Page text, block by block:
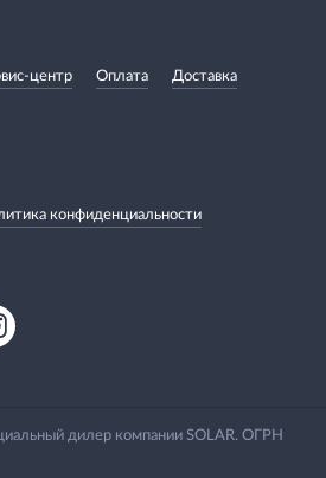
центр Оплата Доставка
конфиденциальности
дилер компании SOLAR. ОГРН